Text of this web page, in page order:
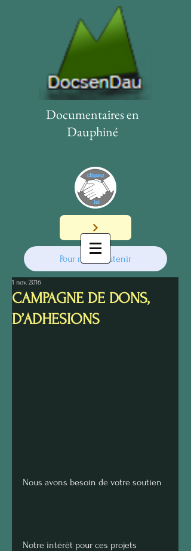
Documentaires en
Dauphiné
Pour nous soutenir
CAMPAGNE DE DONS,
D’ADHESIONS
1 nov. 2016
Nous avons besoin de votre soutien
Notre intérêt pour ces projets